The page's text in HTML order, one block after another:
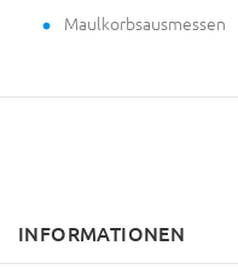
Maulkorbsausmessen
INFORMATIONEN